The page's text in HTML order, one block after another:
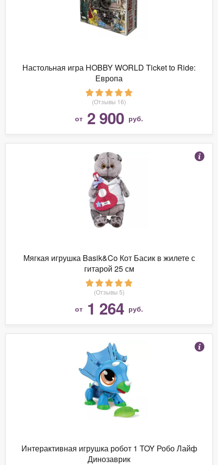
Настольная игра HOBBY WORLD Ticket to Ride:
Европа
(Отзывы 16)
от 2 900 руб.
Мягкая игрушка Basik&Co Кот Басик в жилете с
гитарой 25 см
(Отзывы 5)
от 1 264 руб.
Интерактивная игрушка робот 1 TOY Робо Лайф
Динозаврик